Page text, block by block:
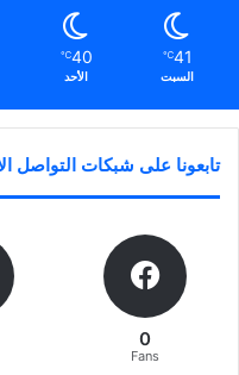
41
℃
السبت
40
℃
الأحد
تابعونا على شبكات التواصل
0
Fans